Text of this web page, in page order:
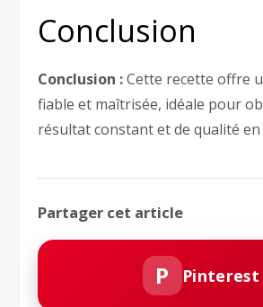
Conclusion
Conclusion :Cette recette offre
fiable et maîtrisée, idéale pour
résultat constant et de qualité en
Partager cet article
P Pinterest